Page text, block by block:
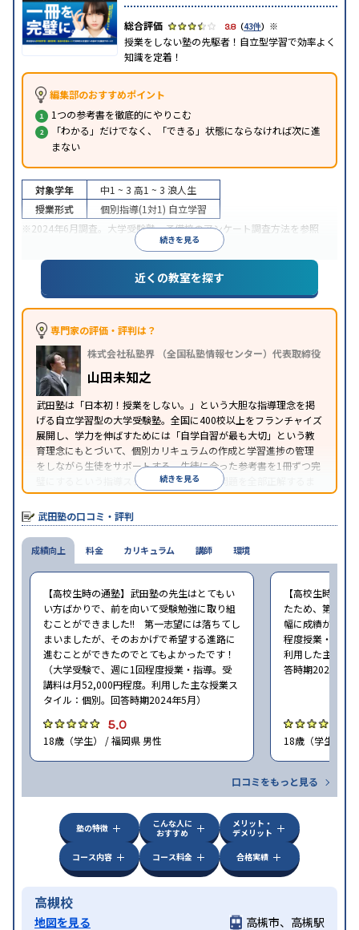
3.8（43件） ※
授業をしない塾の先駆者！自立型学習で効率よく
知識を定着！
編集部のおすすめポイント
1つの参考書を徹底的にやりこむ
「わかる」だけでなく、「できる」状態にならなければ次に進
まない
続きを見る
対象学年 中1 ~ 3 高1 ~ 3 浪人生
授業形式
個別指導(1対1) 自立学習
※2024年6月調査。 大学受験塾・予備校のアンケート調査方法を参照
近くの教室を探す
専門家の評価・評判は？
株式会社私塾界 （全国私塾情報センター）代表取締役
山田未知之
武田塾は「日本初！授業をしない。」という大胆な指導理念を掲
げる自立学習型の大学受験塾。全国に400校以上をフランチャイズ
展開し、学力を伸ばすためには「自学自習が最も大切」という教
育理念にもとづいて、個別カリキュラムの作成と学習進捗の管理
をしながら生徒をサポートする。生徒に合った参考書を1冊ずつ完
璧にするという指導スタイルで、参考書の問題を全部正解するま
で繰り返し問題を解くことで偏差値をあげるという手法を取って
いる。
続きを見る
武田塾の口コミ・評判
成績向上
【高校生時の通塾】武田塾の先生はとてもい
い方ばかりで、前を向いて受験勉強に取り組
むことができました!! 第一志望には落ちてし
まいましたが、そのおかげで希望する進路に
進むことができたのでとてもよかったです！
（大学受験で、週に1回程度授業・指導。受
講料は月52,000円程度。利用した主な授業ス
タイル：個別。回答時期2024年5月）
5.0
18歳（学生） / 福岡県 男性
【高校生時の通
たため、第一志
幅に成績が向上
程度授業・指導
利用した主な授
答時期2024年5
18歳（学生） /
口コミをもっと見る
料金 カリキュラム 講師 環境
塾の特徴
こんな人に
おすすめ
メリット・
デメリット
コース内容
コース料金 合格実績
高槻校
地図を見る 高槻市、高槻駅